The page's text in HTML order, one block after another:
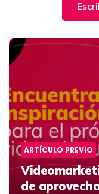
Post
navigation
ARTÍCULO PREVIO
de